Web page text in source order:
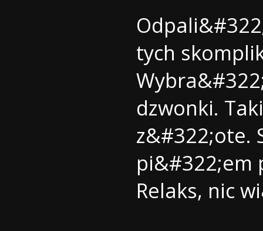
tych
dzwonki.
z&#322;ote.
pi&#322;em
Relaks, nic